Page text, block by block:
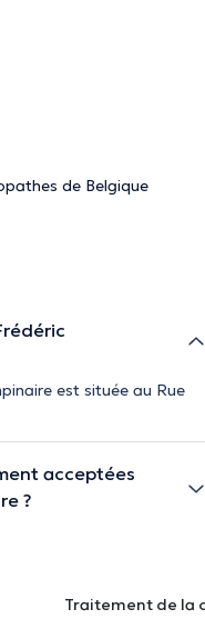
de Belgique
est située au Rue
acceptées
?
Traitement de la